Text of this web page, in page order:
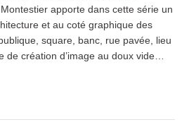
apporte dans cette série un
et au coté graphique des
square, banc, rue pavée, lieu
de création d’image au doux vide…